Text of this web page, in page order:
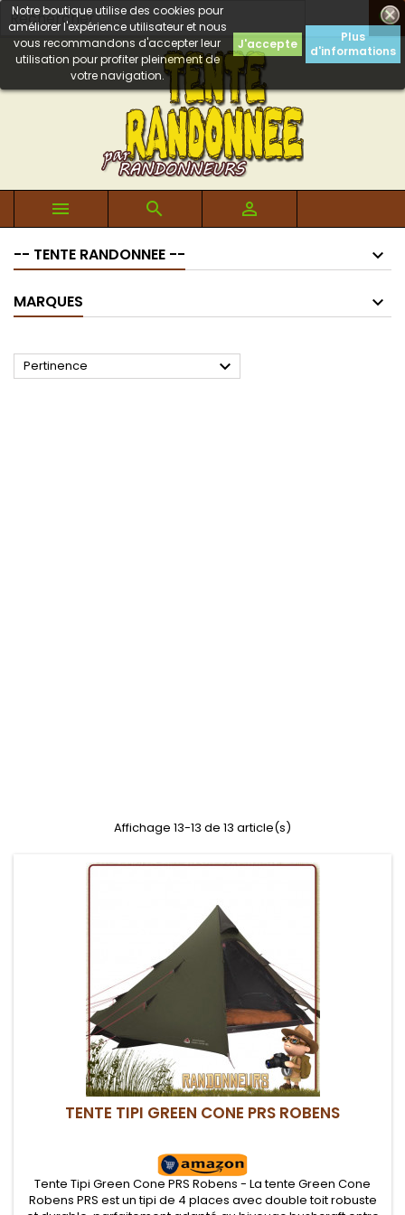

Notre boutique utilise des cookies pour
améliorer l'expérience utilisateur et nous
vous recommandons d'accepter leur
utilisation pour profiter pleinement de
votre navigation.
J'accepte
Plus
d'informations
  
-- TENTE RANDONNEE --
MARQUES
Pertinence 
Affichage 13-13 de 13 article(s)
TENTE TIPI GREEN CONE PRS ROBENS
Tente Tipi Green Cone PRS Robens - La tente Green Cone
Robens PRS est un tipi de 4 places avec double toit robuste